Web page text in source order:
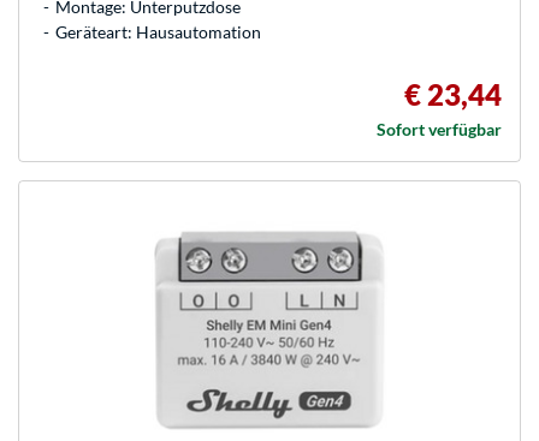
Montage: Unterputzdose
Geräteart: Hausautomation
€ 23,44
Sofort verfügbar